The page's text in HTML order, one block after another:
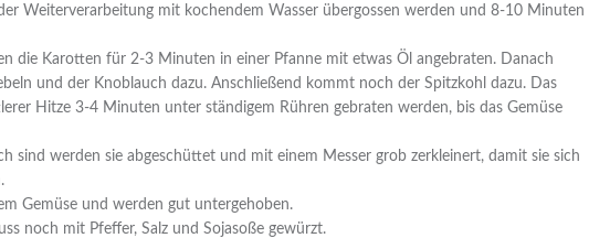
Weiterverarbeitung mit kochendem Wasser übergossen werden und 8-10 Minuten
die Karotten für 2-3 Minuten in einer Pfanne mit etwas Öl angebraten. Danach
und der Knoblauch dazu. Anschließend kommt noch der Spitzkohl dazu. Das
Hitze 3-4 Minuten unter ständigem Rühren gebraten werden, bis das Gemüse
sind werden sie abgeschüttet und mit einem Messer grob zerkleinert, damit sie sich
Gemüse und werden gut untergehoben.
noch mit Pfeffer, Salz und Sojasoße gewürzt.